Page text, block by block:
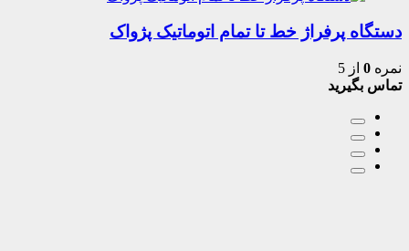
دستگاه پرفراژ خط تا تمام اتوماتیک پژواک
نمره 0 از 5
تماس بگیرید